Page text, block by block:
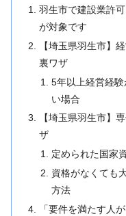
羽生市で建設業許
が対象です
【埼玉県羽生市】
裏ワザ
5年以上経営経
い場合
【埼玉県羽生市】
ザ
定められた国家
資格がなくても
方法
「要件を満たす人